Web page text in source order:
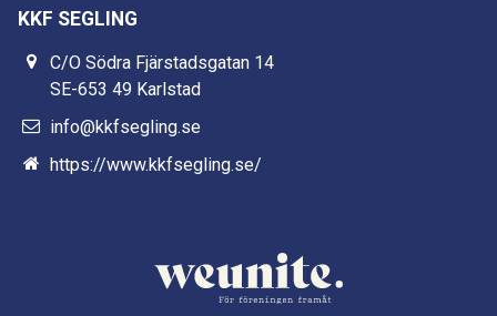
KKF SEGLING
C/O Södra Fjärstadsgatan 14
SE-653 49 Karlstad
info@kkfsegling.se
https://www.kkfsegling.se/